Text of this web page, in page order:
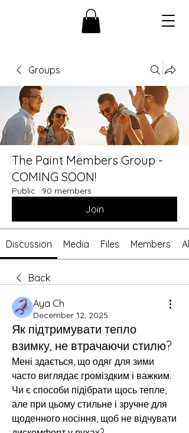
Groups
The Paint Members Group -
COMING SOON!
Public · 90 members
Join
Discussion Media Files Members
Back
Aya Ch
December 12, 2025
Як підтримувати тепло
взимку, не втрачаючи стилю?
Мені здається, що одяг для зими
часто виглядає громіздким і важким.
Чи є способи підібрати щось тепле,
але при цьому стильне і зручне для
щоденного носіння, щоб не відчувати